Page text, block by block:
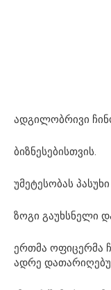
ადგილობრივი
ბიზნესებისთვის.
უმეტესობას
ზოგი გაუხსნელი
ერთმა ოფიცერმა
ადრე